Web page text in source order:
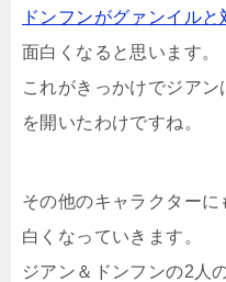
ドンフンがグァンイル
面白くなると思います。
これがきっかけでジア
を開いたわけですね。
その他のキャラクター
白くなっていきます。
ジアン＆ドンフンの2人